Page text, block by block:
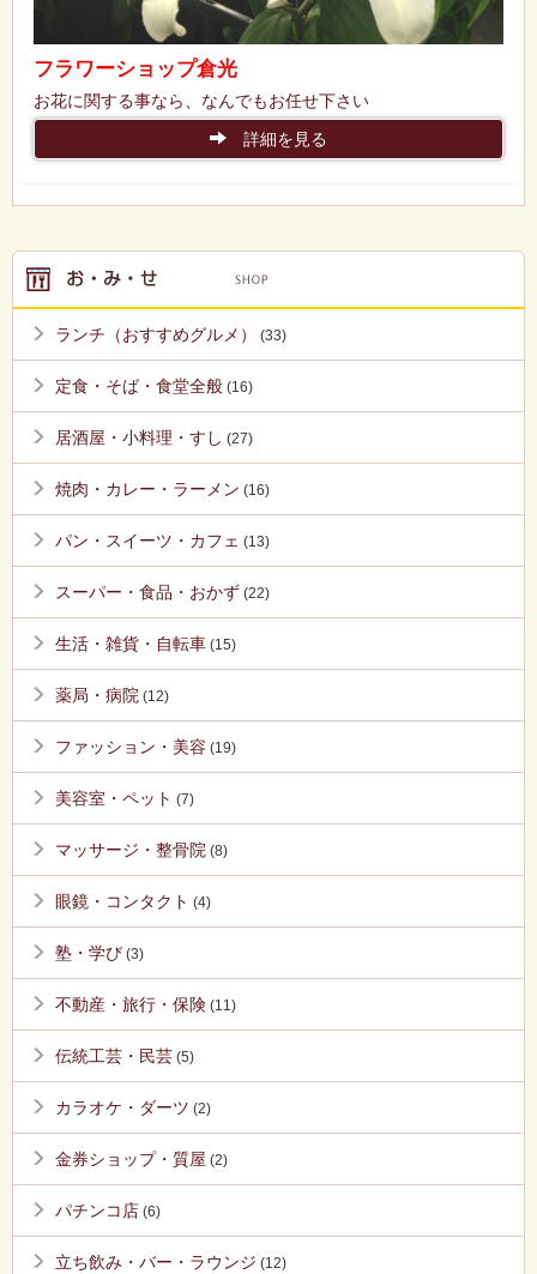
フラワーショップ倉光
お花に関する事なら、なんでもお任せ下さい
詳細を見る
ランチ（おすすめグルメ） (33)
定食・そば・食堂全般 (16)
居酒屋・小料理・すし (27)
焼肉・カレー・ラーメン (16)
パン・スイーツ・カフェ (13)
スーパー・食品・おかず (22)
生活・雑貨・自転車 (15)
薬局・病院 (12)
ファッション・美容 (19)
美容室・ペット (7)
マッサージ・整骨院 (8)
眼鏡・コンタクト (4)
塾・学び (3)
不動産・旅行・保険 (11)
伝統工芸・民芸 (5)
カラオケ・ダーツ (2)
金券ショップ・質屋 (2)
パチンコ店 (6)
立ち飲み・バー・ラウンジ (12)